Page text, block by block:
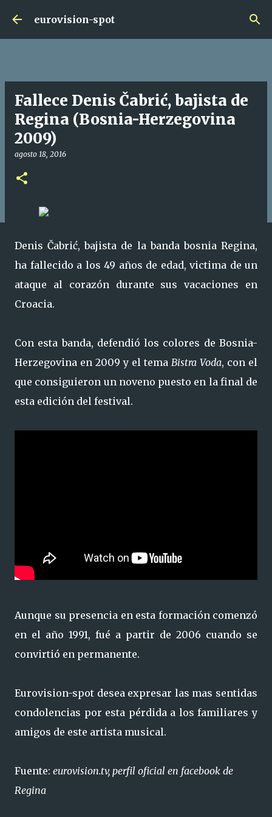
Ir al contenido principal
eurovision-spot
Fallece Denis Čabrić, bajista de
Regina (Bosnia-Herzegovina
2009)
agosto 18, 2016
Denis Čabrić, bajista de la banda bosnia Regina,
ha fallecido a los 49 años de edad, victima de un
ataque al corazón durante sus vacaciones en
Croacia.
Con esta banda, defendió los colores de Bosnia-
Herzegovina en 2009 y el tema Bistra Voda, con el
que consiguieron un noveno puesto en la final de
esta edición del festival.
Aunque su presencia en esta formación comenzó
en el año 1991, fué a partir de 2006 cuando se
convirtió en permanente.
Eurovision-spot desea expresar las mas sentidas
condolencias por esta pérdida a los familiares y
amigos de este artista musical.
Fuente: eurovision.tv, perfil oficial en facebook de
Regina